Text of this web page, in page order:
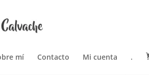
mí Contacto Mi cuenta .